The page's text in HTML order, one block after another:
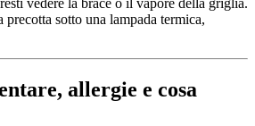
precotta sotto una lampada termica,
allergie e cosa